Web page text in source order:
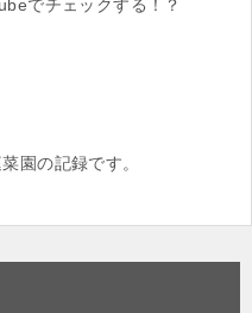
でチェックする！？
園の記録です。